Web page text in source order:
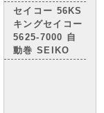
セイコー 56KS
キングセイコー
5625-7000 自
動巻 SEIKO